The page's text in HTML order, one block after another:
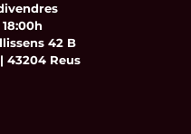
42 B
43204 Reus